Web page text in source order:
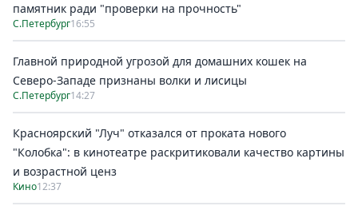
памятник ради "проверки на прочность"
С.Петербург16:55
Главной природной угрозой для домашних кошек на
Северо-Западе признаны волки и лисицы
С.Петербург14:27
Красноярский "Луч" отказался от проката нового
"Колобка": в кинотеатре раскритиковали качество картины
и возрастной ценз
Кино12:37